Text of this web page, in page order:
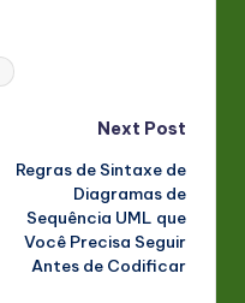
Next Post
Regras de Sintaxe de
Diagramas de
Sequência UML que
Você Precisa Seguir
Antes de Codificar